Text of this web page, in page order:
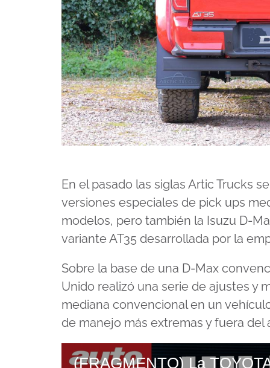
En el pasado las siglas Artic Trucks
versiones especiales de pick ups
modelos, pero también la Isuzu D-
variante AT35 desarrollada por la
Sobre la base de una D-Max
Unido realizó una serie de ajustes y
mediana convencional en un
de manejo más extremas y fuera del